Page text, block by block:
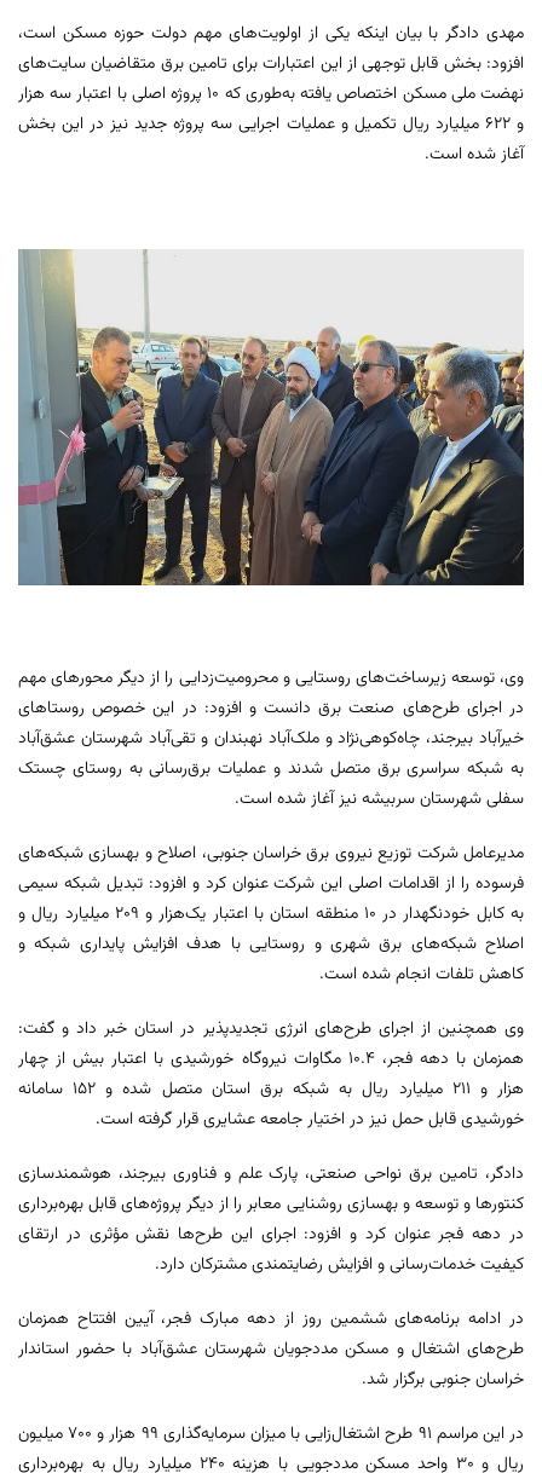
مهدی دادگر با بیان اینکه یکی از اولویت‌های مهم دولت حوزه مسکن است،
افزود: بخش قابل توجهی از این اعتبارات برای تامین برق متقاضیان سایت‌های
نهضت ملی مسکن اختصاص یافته به‌طوری که ۱۰ پروژه اصلی با اعتبار سه هزار
و ۶۲۲ میلیارد ریال تکمیل و عملیات اجرایی سه پروژه جدید نیز در این بخش
آغاز شده است.
وی، توسعه زیرساخت‌های روستایی و محرومیت‌زدایی را از دیگر محورهای مهم
در اجرای طرح‌های صنعت برق دانست و افزود: در این خصوص روستاهای
خیرآباد بیرجند، چاه‌کوهی‌نژاد و ملک‌آباد نهبندان و تقی‌آباد شهرستان عشق‌آباد
به شبکه سراسری برق متصل شدند و عملیات برق‌رسانی به روستای چستک
سفلی شهرستان سربیشه نیز آغاز شده است.
مدیرعامل شرکت توزیع نیروی برق خراسان جنوبی، اصلاح و بهسازی شبکه‌های
فرسوده را از اقدامات اصلی این شرکت عنوان کرد و افزود: تبدیل شبکه سیمی
به کابل خودنگهدار در ۱۰ منطقه استان با اعتبار یک‌هزار و ۲۰۹ میلیارد ریال و
اصلاح شبکه‌های برق شهری و روستایی با هدف افزایش پایداری شبکه و
کاهش تلفات انجام شده است.
وی همچنین از اجرای طرح‌های انرژی‌ تجدیدپذیر در استان خبر داد و گفت:
همزمان با دهه فجر، ۱۰.۴ مگاوات نیروگاه خورشیدی با اعتبار بیش از چهار
هزار و ۲۱۱ میلیارد ریال به شبکه برق استان متصل شده و ۱۵۲ سامانه
خورشیدی قابل حمل نیز در اختیار جامعه عشایری قرار گرفته است.
دادگر، تامین برق نواحی صنعتی، پارک علم و فناوری بیرجند، هوشمندسازی
کنتورها و توسعه و بهسازی روشنایی معابر را از دیگر پروژه‌های قابل بهره‌برداری
در دهه فجر عنوان کرد و افزود: اجرای این طرح‌ها نقش مؤثری در ارتقای
کیفیت خدمات‌رسانی و افزایش رضایتمندی مشترکان دارد.
در ادامه برنامه‌های ششمین روز از دهه مبارک فجر، آیین افتتاح همزمان
طرح‌های اشتغال و مسکن مددجویان شهرستان عشق‌آباد با حضور استاندار
خراسان جنوبی برگزار شد.
در این مراسم ۹۱ طرح اشتغال‌زایی با میزان سرمایه‌گذاری ۹۹ هزار و ۷۰۰ میلیون
ریال و ۳۰ واحد مسکن مددجویی با هزینه‌ ۲۴۰ میلیارد ریال به بهره‌برداری